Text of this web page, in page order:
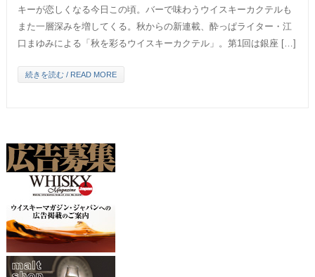
キーが恋しくなる今日この頃。バーで味わうウイスキーカクテルも
また一層深みを増してくる。秋からの新連載、酔っぱライター・江
口まゆみによる「秋を彩るウイスキーカクテル」。第1回は銀座 […]
続きを読む / READ MORE